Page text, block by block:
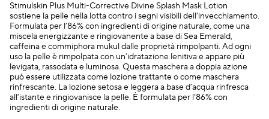
Stimulskin Plus Multi-Corrective Divine Splash Mask Lotion
sostiene la pelle nella lotta contro i segni visibili dell’invecchiamento.
Formulata per l’86% con ingredienti di origine naturale, come una
miscela energizzante e ringiovanente a base di Sea Emerald,
caffeina e commiphora mukul dalle proprietà rimpolpanti. Ad ogni
uso la pelle è rimpolpata con un’idratazione lenitiva e appare più
levigata, rassodata e luminosa. Questa maschera a doppia azione
può essere utilizzata come lozione trattante o come maschera
rinfrescante. La lozione setosa e leggera a base d’acqua rinfresca
all’istante e ringiovanisce la pelle. È formulata per l’86% con
ingredienti di origine naturale.